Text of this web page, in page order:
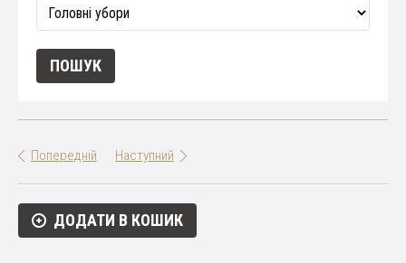
Попередній Наступний
ДОДАТИ В КОШИК